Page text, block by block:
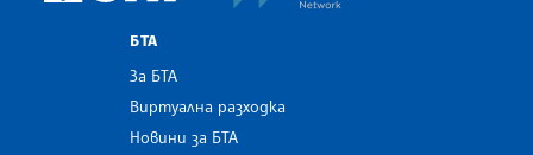
БТА
За БТА
Виртуална разходка
Новини за БТА